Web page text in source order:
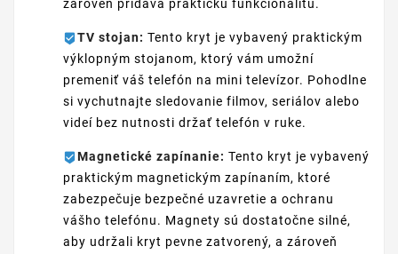
zároveň pridáva praktickú funkcionalitu.
TV stojan: Tento kryt je vybavený praktickým
výklopným stojanom, ktorý vám umožní
premeniť váš telefón na mini televízor. Pohodlne
si vychutnajte sledovanie filmov, seriálov alebo
videí bez nutnosti držať telefón v ruke.
Magnetické zapínanie: Tento kryt je vybavený
praktickým magnetickým zapínaním, ktoré
zabezpečuje bezpečné uzavretie a ochranu
vášho telefónu. Magnety sú dostatočne silné,
aby udržali kryt pevne zatvorený, a zároveň